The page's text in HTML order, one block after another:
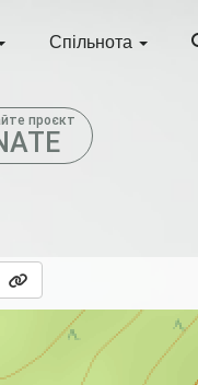
Спільнота
проєкт